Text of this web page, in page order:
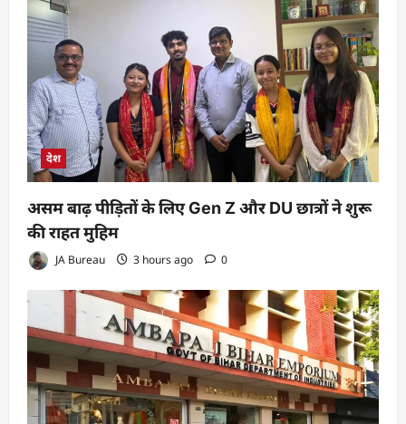
देश
असम बाढ़ पीड़ितों के लिए Gen Z और DU छात्रों ने शुरू
की राहत मुहिम
JA Bureau 3 hours ago 0